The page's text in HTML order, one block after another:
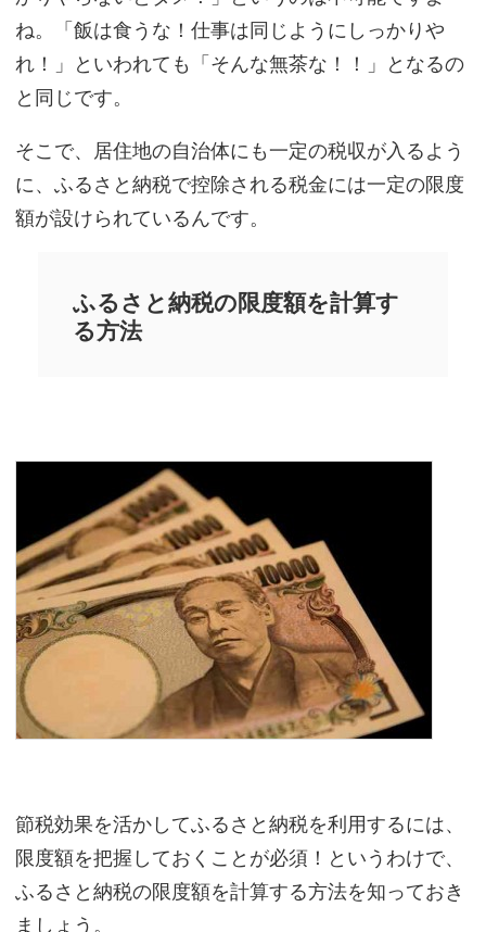
ね。「飯は食うな！仕事は同じようにしっかりや
れ！」といわれても「そんな無茶な！！」となるの
と同じです。
そこで、居住地の自治体にも一定の税収が入るよう
に、ふるさと納税で控除される税金には一定の限度
額が設けられているんです。
ふるさと納税の限度額を計算す
る方法
節税効果を活かしてふるさと納税を利用するには、
限度額を把握しておくことが必須！というわけで、
ふるさと納税の限度額を計算する方法を知っておき
ましょう。